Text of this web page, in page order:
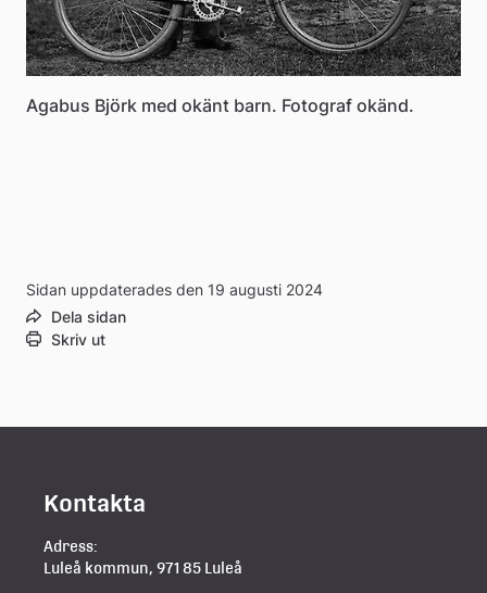
Agabus Björk med okänt barn. Fotograf okänd.
Sidan uppdaterades den 19 augusti 2024
Dela sidan
Skriv ut
Kontakta
Adress:
Luleå kommun, 971 85 Luleå